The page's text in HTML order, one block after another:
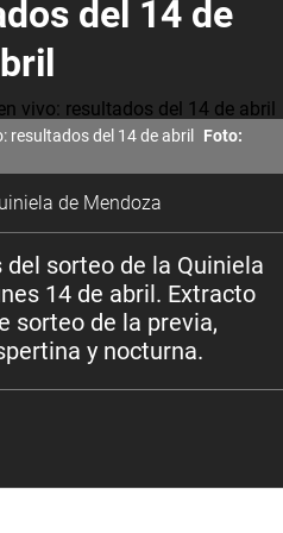
del 14 de
resultados del 14 de abril
Foto:
de Mendoza
sorteo de la Quiniela
14 de abril. Extracto
sorteo de la previa,
y nocturna.